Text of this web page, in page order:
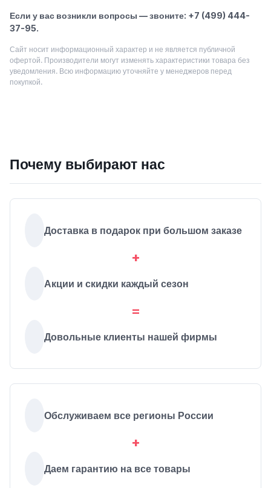
Если у вас возникли вопросы — звоните: +7 (499) 444-
37-95.
Сайт носит информационный характер и не является публичной
офертой. Производители могут изменять характеристики товара без
уведомления. Всю информацию уточняйте у менеджеров перед
покупкой.
Почему выбирают нас
Доставка в подарок при большом заказе
+
Акции и скидки каждый сезон
=
Довольные клиенты нашей фирмы
Обслуживаем все регионы России
+
Даем гарантию на все товары